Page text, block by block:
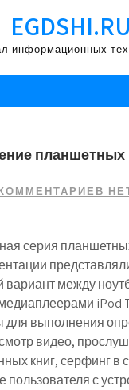
EGDSHI.RU
информационных
планшетных
серия
между
iPod
для выполнения
видео,
книг, серфинг в
пользователя с